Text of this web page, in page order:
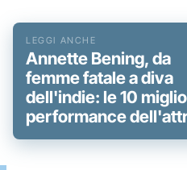
Annette Bening, da
femme fatale a diva
dell'indie: le 10
performance